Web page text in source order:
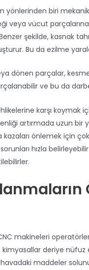
yönlerinden biri
veya vücut
şekilde, kasnak
Bu da ezilme
dönen parçalar,
ve bu da
karşı koymak
artırmada uzun bir
kazaları önlemek için
hızla
makineleri
kimyasallar deriye
maddeler